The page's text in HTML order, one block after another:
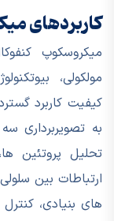
کاربردهای
میکروسکوپ
مولکولی،
کیفیت کاربرد
به تصویربرداری
ارتباطات بین
های بنیادی،